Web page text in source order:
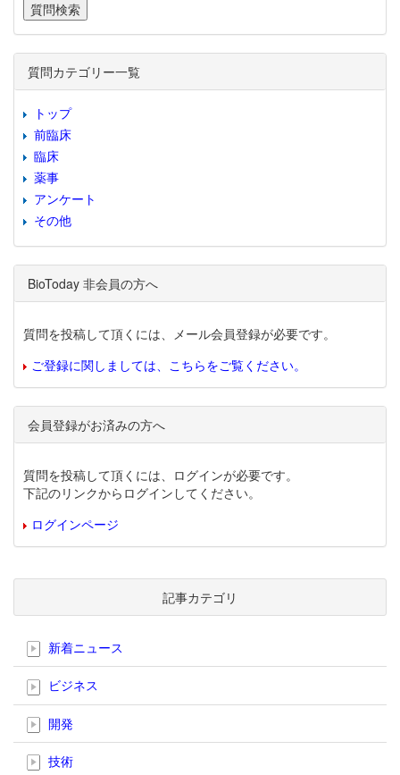
質問カテゴリー一覧
トップ
前臨床
臨床
薬事
アンケート
その他
BioToday 非会員の方へ
質問を投稿して頂くには、メール会員登録が必要です。
ご登録に関しましては、こちらをご覧ください。
会員登録がお済みの方へ
質問を投稿して頂くには、ログインが必要です。
下記のリンクからログインしてください。
ログインページ
記事カテゴリ
新着ニュース
ビジネス
開発
技術